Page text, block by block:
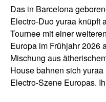
Das in Barcelona
Electro-Duo yuraa knüpft
Tournee mit einer
Europa im Frühjahr 2026
Mischung aus
House bahnen sich
Electro-Szene Europas.